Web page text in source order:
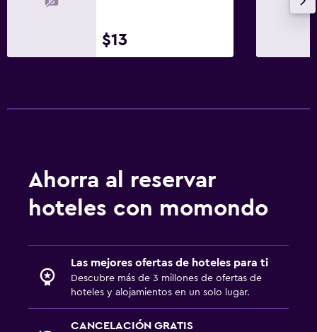
$13
Ahorra al reservar
hoteles con momondo
Las mejores ofertas de hoteles para ti
Descubre más de 3 millones de ofertas de
hoteles y alojamientos en un solo lugar.
CANCELACIÓN GRATIS